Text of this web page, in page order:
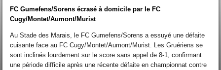
FC Gumefens/Sorens écrasé à domicile par le FC
Cugy/Montet/Aumont/Murist
Au Stade des Marais, le FC Gumefens/Sorens a essuyé une défaite
cuisante face au FC Cugy/Montet/Aumont/Murist. Les Gruériens se
sont inclinés lourdement sur le score sans appel de 8-1, confirmant
une période difficile après une récente défaite en championnat contre